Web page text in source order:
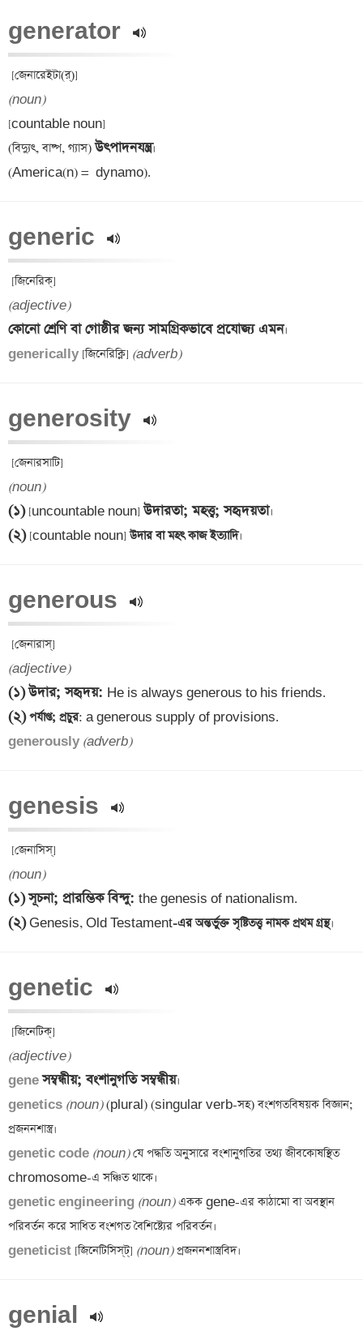
generator
(noun)
[countable noun]
(বিদ্যুৎ, বাষ্প, গ্যাস) উৎপাদনযন্ত্র।
(America(n) = dynamo).
generic
(adjective)
কোনো শ্রেণি বা গোষ্ঠীর জন্য সামগ্রিকভাবে প্রযোজ্য এমন
generically [জিনেরিক্লি] (adverb)
generosity
(noun)
(১) [uncountable noun] উদারতা; মহত্ত্ব; সহৃদয়তা
(২) [countable noun] উদার বা মহৎ কাজ ইত্যাদি
generous
(adjective)
(১)উদার; সহৃদয়:
(২) পর্যাপ্ত; প্রচুর
generously (adverb)
genesis
(noun)
(১)সূচনা; প্রারম্ভিক বিন্দু:
(২) Genesis, Old Testament-এর অন্তর্ভুক্ত সৃষ্টিতত্ত্ব নামক প্রথম গ্রন্থ
genetic
(adjective)
gene সম্বন্ধীয়; বংশানুগতি সম্বন্ধীয়
genetics (noun) (plural) (singular verb-সহ) বংশগতবিষয়ক বিজ্ঞান;
genetic code (noun) যে পদ্ধতি অনুসারে বংশানুগতির তথ্য জীবকোষস্থিত
genetic engineering (noun) একক gene-এর কাঠামো বা অবস্থান
geneticist
[জিনেটিসিস্‌ট্] (noun)
genial